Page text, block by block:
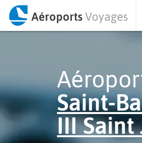
AéroportsVoyages
Saint-
III Saint